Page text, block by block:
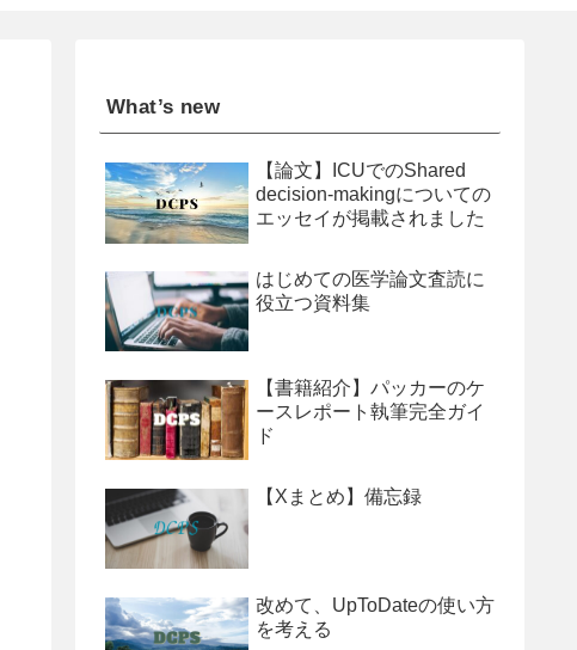
What’s new
【論文】ICUでのShared
decision-makingについての
エッセイが掲載されました
はじめての医学論文査読に
役立つ資料集
【書籍紹介】パッカーのケ
ースレポート執筆完全ガイ
ド
【Xまとめ】備忘録
改めて、UpToDateの使い方
を考える